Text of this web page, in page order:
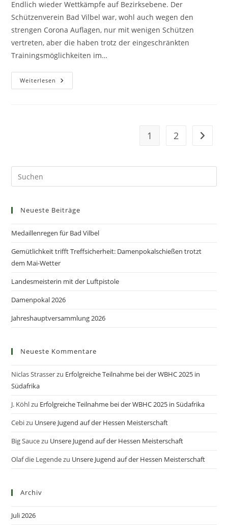
Endlich wieder Wettkämpfe auf Bezirksebene. Der
Schützenverein Bad Vilbel war, wohl auch wegen den
strengen Corona Auflagen, nur mit wenigen Schützen
vertreten, aber die haben trotz der eingeschränkten
Trainingsmöglichkeiten im…
Weiterlesen
1 2
Neueste Beiträge
Medaillenregen für Bad Vilbel
Gemütlichkeit trifft Treffsicherheit: Damenpokalschießen trotzt
dem Mai-Wetter
Landesmeisterin mit der Luftpistole
Damenpokal 2026
Jahreshauptversammlung 2026
Neueste Kommentare
Niclas Strasserzu Erfolgreiche Teilnahme bei der WBHC 2025 in
Südafrika
J. Köhlzu Erfolgreiche Teilnahme bei der WBHC 2025 in Südafrika
Cebizu Unsere Jugend auf der Hessen Meisterschaft
Big Saucezu Unsere Jugend auf der Hessen Meisterschaft
Olaf die Legendezu Unsere Jugend auf der Hessen Meisterschaft
Archiv
Juli 2026